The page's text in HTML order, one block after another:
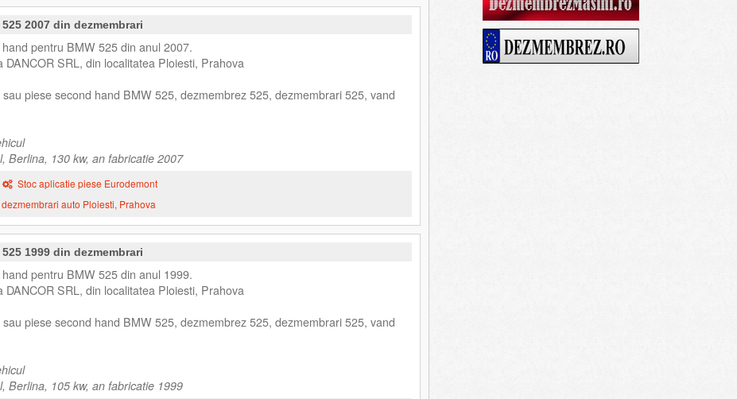
2007 din dezmembrari
pentru BMW 525 din anul 2007.
DANCOR SRL, din localitatea Ploiesti, Prahova
piese second hand BMW 525, dezmembrez 525, dezmembrari 525, vand
Berlina, 130 kw, an fabricatie 2007
Stoc aplicatie piese Eurodemont
dezmembrari auto Ploiesti, Prahova
1999 din dezmembrari
pentru BMW 525 din anul 1999.
DANCOR SRL, din localitatea Ploiesti, Prahova
piese second hand BMW 525, dezmembrez 525, dezmembrari 525, vand
Berlina, 105 kw, an fabricatie 1999